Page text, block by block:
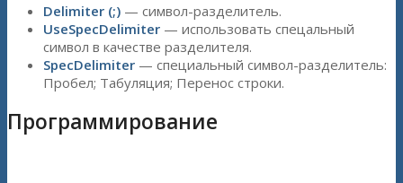
Delimiter (;) — символ-разделитель.
UseSpecDelimiter — использовать спецальный
символ в качестве разделителя.
SpecDelimiter — специальный символ-разделитель:
Пробел; Табуляция; Перенос строки.
Программирование